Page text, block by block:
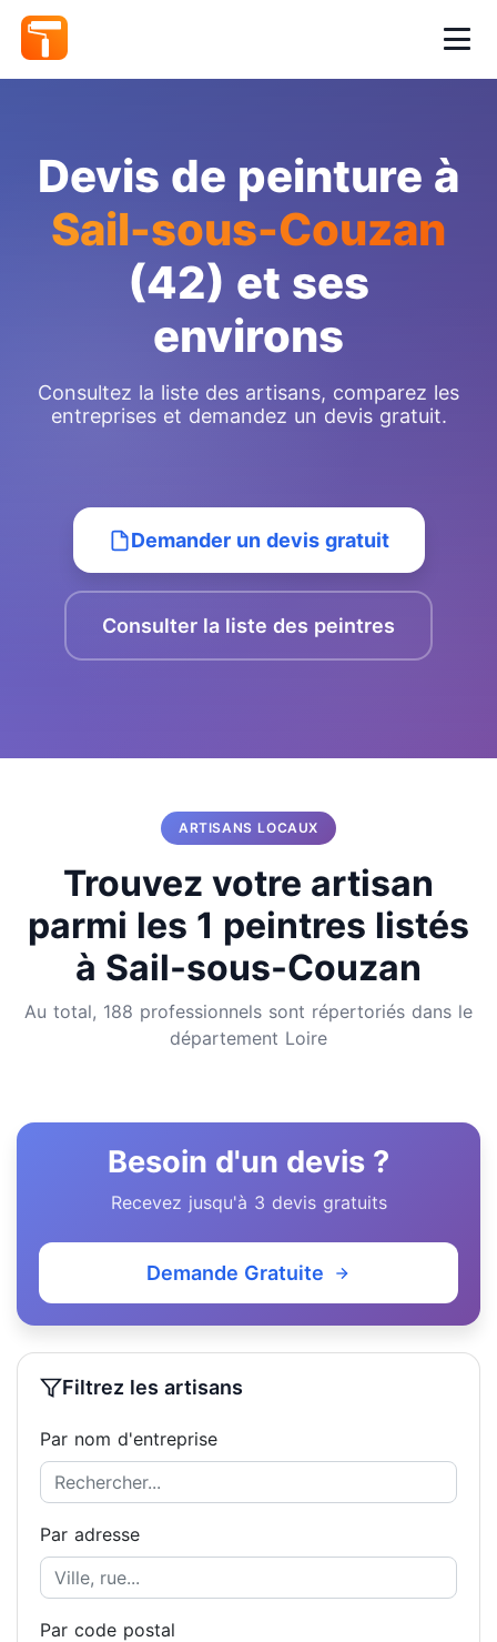
Devis de peinture à
Sail-sous-Couzan
(42) et ses
environs
Consultez la liste des artisans, comparez les
entreprises et demandez un devis gratuit.
Demander un devis gratuit
Consulter la liste des peintres
ARTISANS LOCAUX
Trouvez votre artisan
parmi les 1 peintres listés
à Sail-sous-Couzan
Au total, 188 professionnels sont répertoriés dans le
département Loire
Besoin d'un devis ?
Recevez jusqu'à 3 devis gratuits
Demande Gratuite
Filtrez les artisans
Par nom d'entreprise
Par adresse
Par code postal